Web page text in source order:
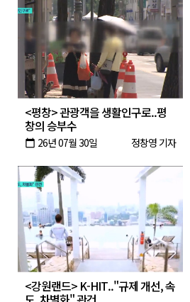
<평창> 관광객을 생활인구로..평
창의 승부수
calendar_today 26년 07월 30일 정창영 기자
<강원랜드> K-HIT.."규제 개선, 속